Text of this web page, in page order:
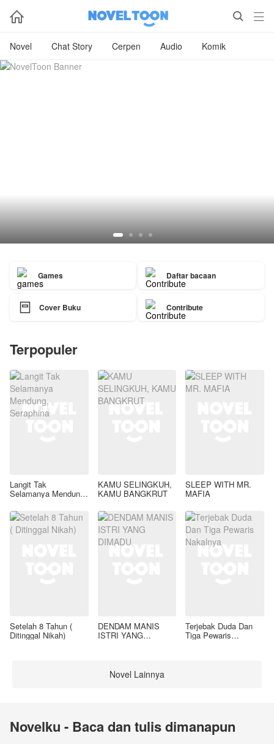
  
Novel Chat Story Cerpen Audio Komik
Games Daftar bacaan
 Cover Buku Contribute
Terpopuler
Langit Tak
Selamanya Mendung,
KAMU SELINGKUH,
KAMU BANGKRUT
SLEEP WITH MR.
MAFIA
Setelah 8 Tahun (
Ditinggal Nikah)
DENDAM MANIS
ISTRI YANG
Terjebak Duda Dan
Tiga Pewaris
Novel Lainnya
Novelku - Baca dan tulis dimanapun